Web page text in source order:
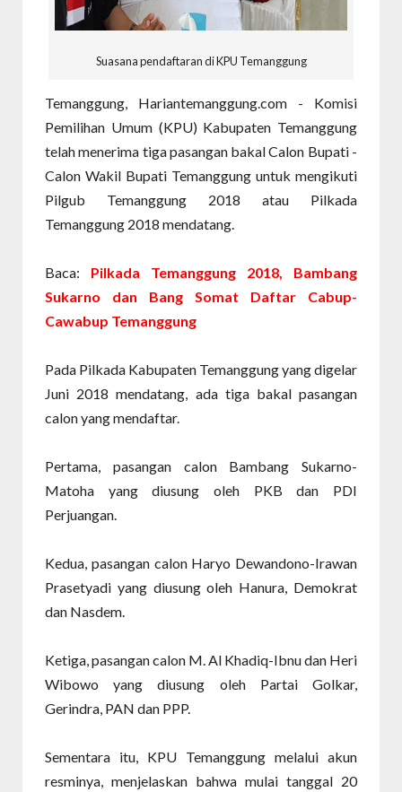
Suasana pendaftaran di KPU Temanggung
Temanggung, Hariantemanggung.com - Komisi
Pemilihan Umum (KPU) Kabupaten Temanggung
telah menerima tiga pasangan bakal Calon Bupati -
Calon Wakil Bupati Temanggung untuk mengikuti
Pilgub Temanggung 2018 atau Pilkada
Temanggung 2018 mendatang.
Baca: Pilkada Temanggung 2018, Bambang
Sukarno dan Bang Somat Daftar Cabup-
Cawabup Temanggung
Pada Pilkada Kabupaten Temanggung yang digelar
Juni 2018 mendatang, ada tiga bakal pasangan
calon yang mendaftar.
Pertama, pasangan calon Bambang Sukarno-
Matoha yang diusung oleh PKB dan PDI
Perjuangan.
Kedua, pasangan calon Haryo Dewandono-Irawan
Prasetyadi yang diusung oleh Hanura, Demokrat
dan Nasdem.
Ketiga, pasangan calon M. Al Khadiq-Ibnu dan Heri
Wibowo yang diusung oleh Partai Golkar,
Gerindra, PAN dan PPP.
Sementara itu, KPU Temanggung melalui akun
resminya, menjelaskan bahwa mulai tanggal 20